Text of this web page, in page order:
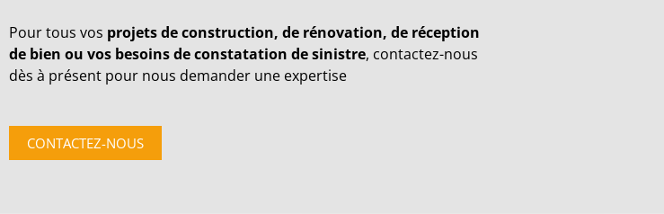
Pour tous vos projets de construction, de rénovation, de réception
de bien ou vos besoins de constatation de sinistre, contactez-nous
dès à présent pour nous demander une expertise
CONTACTEZ-NOUS